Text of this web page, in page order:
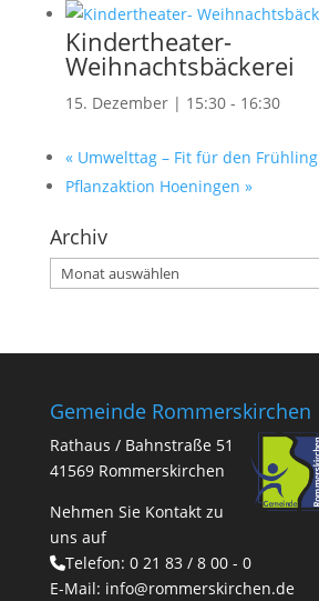
Kindertheater-
Weihnachtsbäckerei
15. Dezember | 15:30- 16:30
«Umwelttag – Fit für den Frühling
Pflanzaktion Hoeningen »
Archiv
Archiv
Gemeinde Rommerskirchen
Rathaus / Bahnstraße 51
41569 Rommerskirchen
Nehmen Sie Kontakt zu
uns auf
Telefon: 0 21 83 / 8 00 - 0
E-Mail: info@rommerskirchen.de